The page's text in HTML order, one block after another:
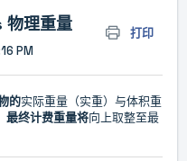
物理重量
打印
PM
的实际重量（实重）与体积重
最终计费重量将向上取整至最